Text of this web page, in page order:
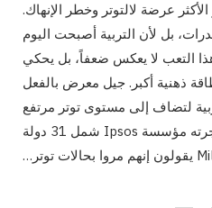
عرضة لالتوتر وخطر الإنهاك.
بل لأن التربية أصبحت اليوم
هذا التعب لا يعكس ضعفاً، بل يحكي
ذهنية أكبر. جيل معرض بالفعل
لتضاف إلى مستوى توتر مرتفع
مسبقاً. أظهر استطلاع دولي أجرته مؤسسة Ipsos شمل 31 دولة